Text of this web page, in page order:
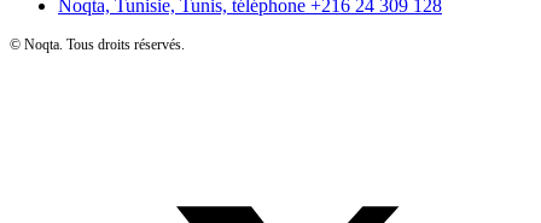
Noqta, Tunisie, Tunis, téléphone +216 24 309 128
© Noqta. Tous droits réservés.